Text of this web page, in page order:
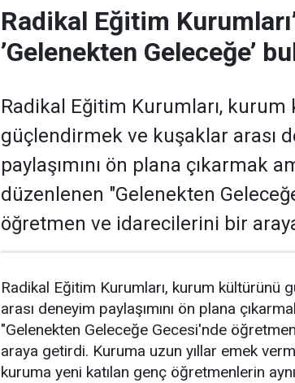
Radikal Eğitim
’Gelenekten Geleceğe’
Radikal Eğitim Kurumları,
güçlendirmek ve kuşaklar arası
paylaşımını ön plana çıkarmak
düzenlenen "Gelenekten
öğretmen ve idarecilerini bir
Radikal Eğitim Kurumları, kurum kültürünü
arası deneyim paylaşımını ön plana
"Gelenekten Geleceğe Gecesi'nde
araya getirdi. Kuruma uzun yıllar emek
kuruma yeni katılan genç öğretmenlerin